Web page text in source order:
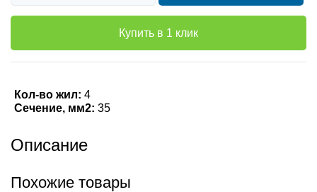
Купить в 1 клик
Кол-во жил: 4
Сечение, мм2: 35
Описание
Похожие товары